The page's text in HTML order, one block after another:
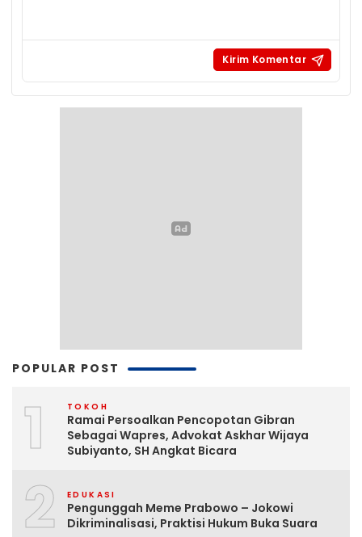
POPULAR POST
1 TOKOH
Ramai Persoalkan Pencopotan Gibran
Sebagai Wapres, Advokat Askhar Wijaya
Subiyanto, SH Angkat Bicara
2 EDUKASI
Pengunggah Meme Prabowo – Jokowi
Dikriminalisasi, Praktisi Hukum Buka Suara